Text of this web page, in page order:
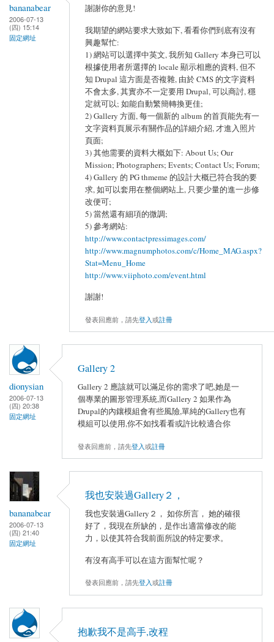
bananabear
2006-07-13
(四) 15:14
固定網址
謝謝你的意見!
我期望的網站要求大致如下, 看看你們到底有沒有
興趣幫忙:
1) 網站可以選擇中英文, 我所知 Gallery 本身已可以
根據使用者所選擇的 locale 顯示相應的資料, 但不
知 Drupal 這方面是否複雜, 由於 CMS 的文字資料
不會太多, 其實亦不一定要用 Drupal, 可以商討, 穩
定就可以; 如能自動繁簡轉換更佳;
2) Gallery 方面, 每一個新的 album 的首頁能先有一
文字資料頁展示有關作品的詳細介紹, 才進入照片
頁面;
3) 其他需要的資料大概如下: About Us; Our
Mission; Photographers; Events; Contact Us; Forum;
4) Gallery 的 PG thmeme 的設計大概已符合我的要
求, 如可以套用在整個網站上, 只要少量的進一步修
改便可;
5) 當然還有細項的微調;
5) 參考網站:
http://www.contactpressimages.com/
http://www.magnumphotos.com/c/Home_MAG.aspx?
Stat=Menu_Home
http://www.viiphoto.com/event.html
謝謝!
發表回應前，請先登入或註冊
dionysian
2006-07-13
(四) 20:38
固定網址
Gallery 2
Gallery 2 應該就可以滿足你的需求了吧,她是一
個專業的圖形管理系統,而Gallery 2 如果作為
Drupal的內鑲模組會有些風險,單純的Gallery也有
模組可以使用,你不如找看看或許比較適合你
發表回應前，請先登入或註冊
bananabear
2006-07-13
(四) 21:40
固定網址
我也安裝過Gallery２，
我也安裝過Gallery２， 如你所言， 她的確很
好了，我現在所缺的，是作出適當修改的能
力，以使其符合我前面所說的特定要求。
有沒有高手可以在這方面幫忙呢？
發表回應前，請先登入或註冊
抱歉我不是高手,改程